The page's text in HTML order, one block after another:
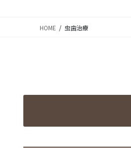
HOME 虫歯治療